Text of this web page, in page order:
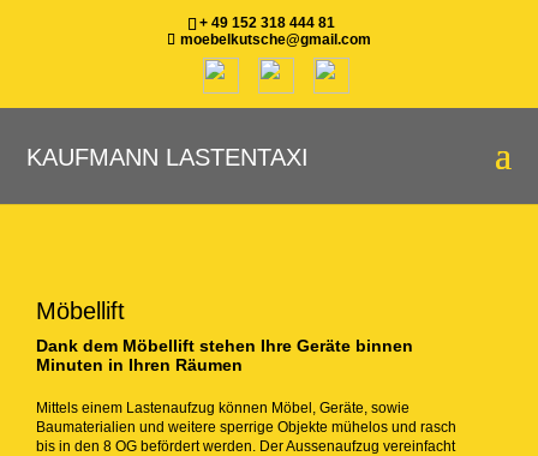
+ 49 152 318 444 81
moebelkutsche@gmail.com
KAUFMANN LASTENTAXI
Möbellift
Dank dem Möbellift stehen Ihre Geräte binnen
Minuten in Ihren Räumen
Mittels einem Lastenaufzug können Möbel, Geräte, sowie
Baumaterialien und weitere sperrige Objekte mühelos und rasch
bis in den 8 OG befördert werden. Der Aussenaufzug vereinfacht